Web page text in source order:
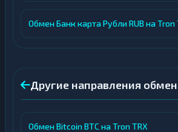
Обмен Банк карта Рубли RUB на Tron
Другие направления
Обмен Bitcoin BTC на Tron TRX